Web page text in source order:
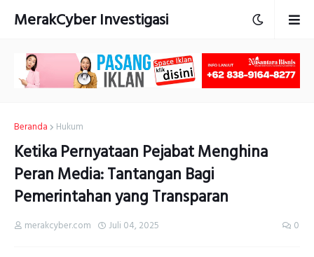
MerakCyber Investigasi
Beranda Hukum
Ketika Pernyataan Pejabat Menghina
Peran Media: Tantangan Bagi
Pemerintahan yang Transparan
merakcyber.com Juli 04, 2025 0